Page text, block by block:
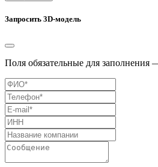
Запросить 3D-модель
Поля обязательные для заполнения